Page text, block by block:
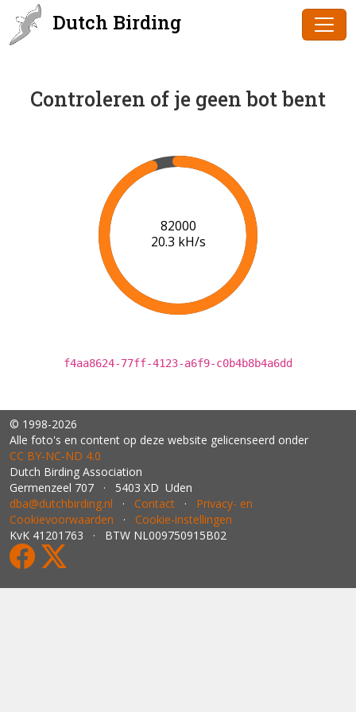
Dutch Birding
Controleren of je geen bot bent
83000
20.4 kH/s
f4aa8624-77ff-4123-a6f9-c0b4b8b4a6dd
© 1998-2026
Alle foto's en content op deze website gelicenseerd onder
CC BY‑NC‑ND 4.0
Dutch Birding Association
Germenzeel 707 · 5403 XD Uden
dba@dutchbirding.nl · Contact · Privacy- en
Cookievoorwaarden · Cookie-instellingen
KvK 41201763 · BTW NL009750915B02